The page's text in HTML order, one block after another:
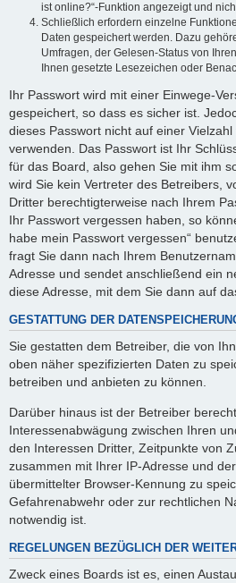
ist online?“-Funktion angezeigt und
Schließlich erfordern einzelne
Daten gespeichert werden. Dazu
Umfragen, der Gelesen-Status von
Ihnen gesetzte Lesezeichen oder
Ihr Passwort wird mit einer Einwege-
gespeichert, so dass es sicher ist.
dieses Passwort nicht auf einer
verwenden. Das Passwort ist Ihr
für das Board, also gehen Sie mit ihm
wird Sie kein Vertreter des Betreibers,
Dritter berechtigterweise nach Ihrem
Ihr Passwort vergessen haben, so
habe mein Passwort vergessen“
fragt Sie dann nach Ihrem
Adresse und sendet anschließend ein
diese Adresse, mit dem Sie dann auf
GESTATTUNG DER
Sie gestatten dem Betreiber, die von
oben näher spezifizierten Daten zu
betreiben und anbieten zu können.
Darüber hinaus ist der Betreiber
Interessenabwägung zwischen Ihren
den Interessen Dritter, Zeitpunkte von
zusammen mit Ihrer IP-Adresse und
übermittelter Browser-Kennung zu
Gefahrenabwehr oder zur rechtlichen
notwendig ist.
REGELUNGEN BEZÜGLICH DER
Zweck eines Boards ist es, einen